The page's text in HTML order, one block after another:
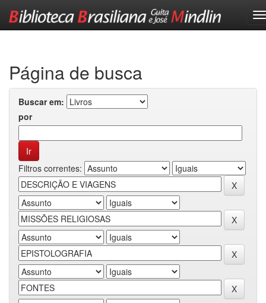
Página de busca
Buscar em:
por
Filtros correntes: